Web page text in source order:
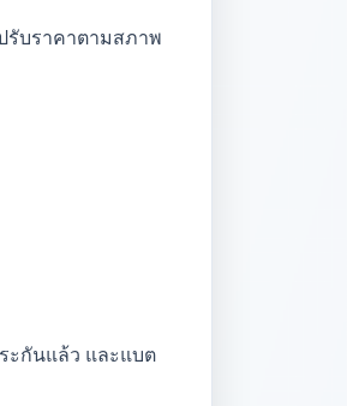
รับราคาตามสภาพ
ะกันแล้ว และแบต